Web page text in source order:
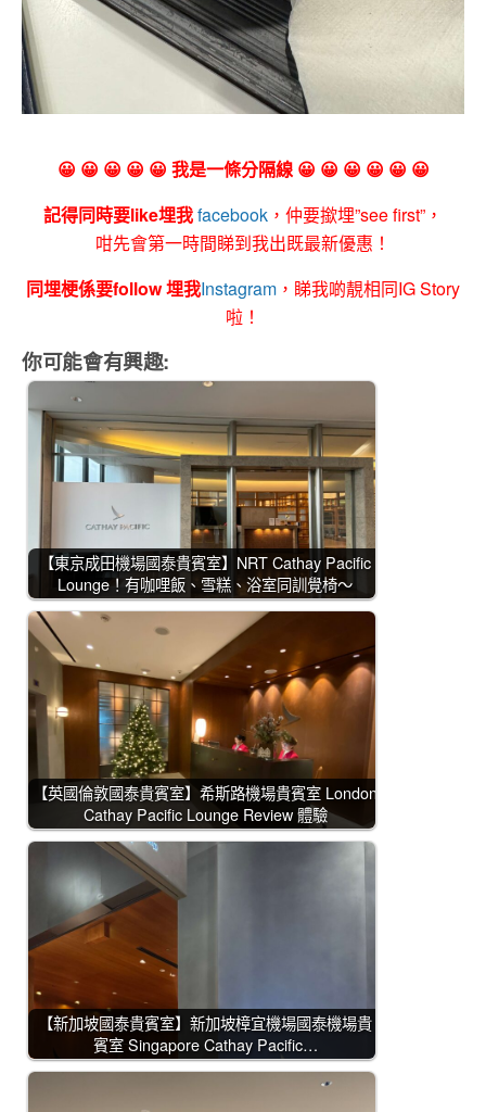
😀 😀 😀 😀 😀 我是一條分隔線 😀 😀 😀 😀 😀 😀
記得同時要like埋我facebook ，仲要撳埋”see first”，
咁先會第一時間睇到我出既最新優惠！
同埋梗係要follow 埋我Instagram ，睇我啲靚相同IG Story
啦！
你可能會有興趣:
【東京成田機場國泰貴賓室】NRT Cathay Pacific
Lounge！有咖哩飯、雪糕、浴室同訓覺椅～
【英國倫敦國泰貴賓室】希斯路機場貴賓室 London
Cathay Pacific Lounge Review 體驗
【新加坡國泰貴賓室】新加坡樟宜機場國泰機場貴
賓室 Singapore Cathay Pacific…